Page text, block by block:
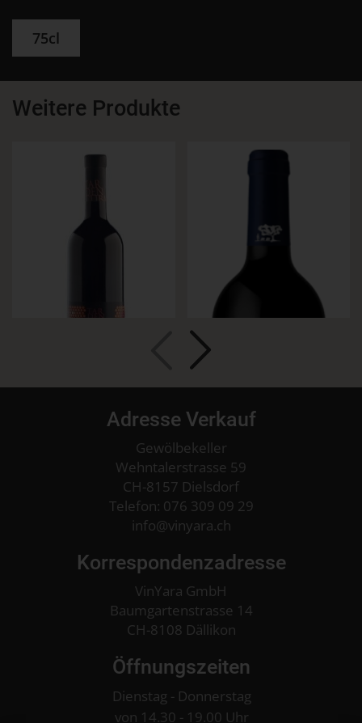
75cl
Weitere Produkte
Tardencuba
Detail
Miguel Colheita
150cl
Jahrgang 2022
Adresse Verkauf
Gewölbekeller
Wehntalerstrasse 59
CH-8157 Dielsdorf
Telefon: 076 309 09 29
info
vinyara.ch
Korrespondenzadresse
VinYara GmbH
Baumgartenstrasse 14
CH-8108 Dällikon
Öffnungszeiten
Dienstag - Donnerstag
von 14.30 - 19.00 Uhr